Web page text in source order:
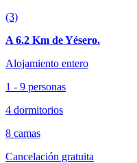
(3)
A 6.2 Km de Yésero.
Alojamiento entero
1 - 9 personas
4 dormitorios
8 camas
Cancelación gratuita